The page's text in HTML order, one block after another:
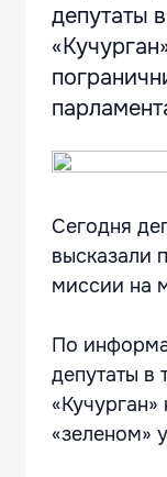
депутаты
Сегодня
высказали
миссии на
По
депутаты в
«зеленом»